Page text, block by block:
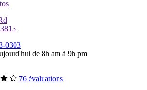
0303
de 8h am à 9h pm
76 évaluations